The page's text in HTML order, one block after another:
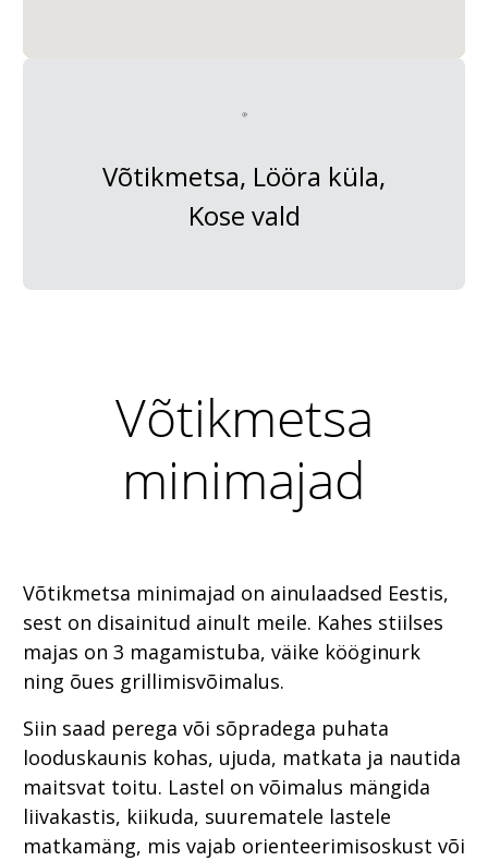
Võtikmetsa, Lööra küla,
Kose vald
Võtikmetsa
minimajad
Võtikmetsa minimajad on ainulaadsed Eestis,
sest on disainitud ainult meile. Kahes stiilses
majas on 3 magamistuba, väike kööginurk
ning õues grillimisvõimalus.
Siin saad perega või sõpradega puhata
looduskaunis kohas, ujuda, matkata ja nautida
maitsvat toitu. Lastel on võimalus mängida
liivakastis, kiikuda, suurematele lastele
matkamäng, mis vajab orienteerimisoskust või